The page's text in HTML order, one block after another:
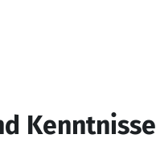
Kenntnisse